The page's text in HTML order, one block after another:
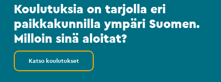
Koulutuksia on tarjolla eri
paikkakunnilla ympäri Suomen.
Milloin sinä aloitat?
Katso koulutukset